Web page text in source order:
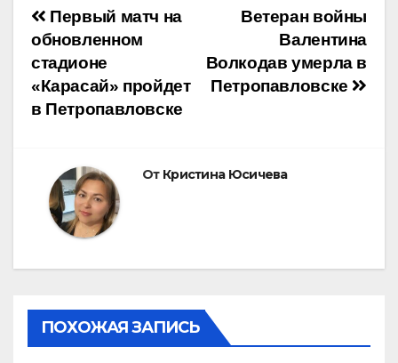
Навигация
по
записям
Ветеран войны
Валентина
Волкодав умерла в
Петропавловске
Первый матч на
обновленном
стадионе
«Карасай» пройдет
в Петропавловске
От Кристина Юсичева
ПОХОЖАЯ ЗАПИСЬ